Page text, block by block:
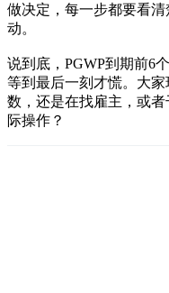
做决定，每一步都要看
动。
说到底，PGWP到期前6
等到最后一刻才慌。大
数，还是在找雇主，或
际操作？